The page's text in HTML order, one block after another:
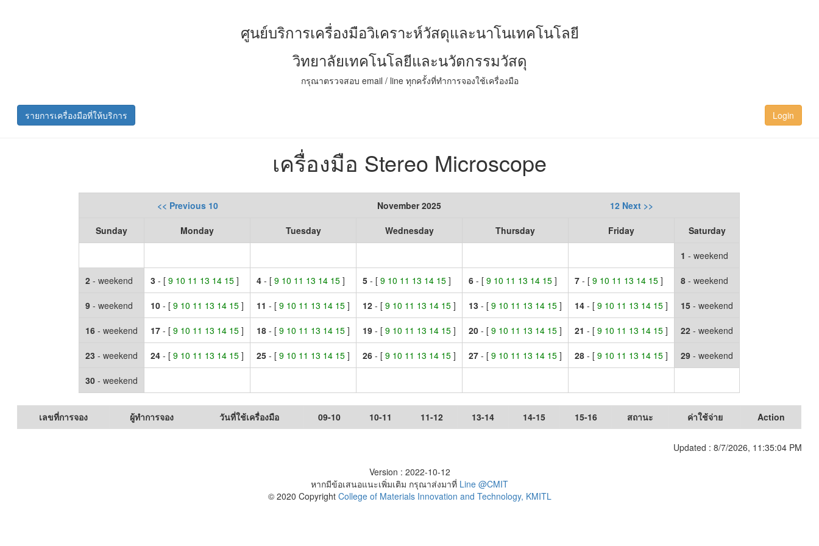
ศูนย์บริการเครื่องมือวิเคราะห์วัสดุและนาโนเทคโนโลยี
วิทยาลัยเทคโนโลยีและนวัตกรรมวัสดุ
กรุณาตรวจสอบ email / line ทุกครั้งที่ทำการจองใช้เครื่องมือ
รายการเครื่องมือที่ให้บริการ Login
เครื่องมือ Stereo Microscope
<< Previous 10 November 2025 12 Next >>
Sunday Monday Tuesday Wednesday Thursday Friday Saturday
1 - weekend
2 - weekend 3 - [9 10 11 13 14 15] 4 - [9 10 11 13 14 15] 5 - [9 10 11 13 14 15] 6 - [9 10 11 13 14 15] 7 - [9 10 11 13 14 15] 8 - weekend
9 - weekend 10 - [9 10 11 13 14 15] 11 - [9 10 11 13 14 15] 12 - [9 10 11 13 14 15] 13 - [9 10 11 13 14 15] 14 - [9 10 11 13 14 15] 15 - weekend
16 - weekend 17 - [9 10 11 13 14 15] 18 - [9 10 11 13 14 15] 19 - [9 10 11 13 14 15] 20 - [9 10 11 13 14 15] 21 - [9 10 11 13 14 15] 22 - weekend
23 - weekend 24 - [9 10 11 13 14 15] 25 - [9 10 11 13 14 15] 26 - [9 10 11 13 14 15] 27 - [9 10 11 13 14 15] 28 - [9 10 11 13 14 15] 29 - weekend
30 - weekend
เลขที่การจอง ผู้ทำการจอง วันที่ใช้เครื่องมือ 09-10 10-11 11-12 13-14 14-15 15-16 สถานะ ค่าใช้จ่าย Action
Updated : 8/7/2026, 11:35:04 PM
Version : 2022-10-12
หากมีข้อเสนอแนะเพิ่มเติม กรุณาส่งมาที่ Line @CMIT
© 2020 CopyrightCollege of Materials Innovation and Technology, KMITL